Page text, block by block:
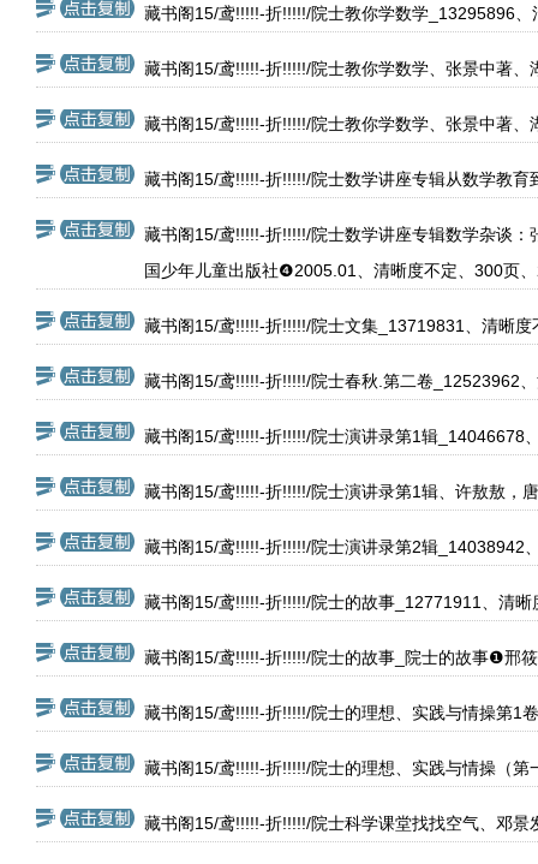
藏书阁15/鸢!!!!!-折!!!!!/院士教你学数学_13295896
藏书阁15/鸢!!!!!-折!!!!!/院士教你学数学、张景中著
藏书阁15/鸢!!!!!-折!!!!!/院士教你学数学、张景中著
藏书阁15/鸢!!!!!-折!!!!!/院士数学讲座专辑从数学教
藏书阁15/鸢!!!!!-折!!!!!/院士数学讲座专辑数学杂谈
国少年儿童出版社❹2005.01、清晰度不定、300页
藏书阁15/鸢!!!!!-折!!!!!/院士文集_13719831、清晰
藏书阁15/鸢!!!!!-折!!!!!/院士春秋.第二卷_12523962
藏书阁15/鸢!!!!!-折!!!!!/院士演讲录第1辑_14046678
藏书阁15/鸢!!!!!-折!!!!!/院士演讲录第1辑、许敖敖，
藏书阁15/鸢!!!!!-折!!!!!/院士演讲录第2辑_14038942
藏书阁15/鸢!!!!!-折!!!!!/院士的故事_12771911、清
藏书阁15/鸢!!!!!-折!!!!!/院士的故事_院士的故事❶邢
藏书阁15/鸢!!!!!-折!!!!!/院士的理想、实践与情操第1
藏书阁15/鸢!!!!!-折!!!!!/院士的理想、实践与情操（
藏书阁15/鸢!!!!!-折!!!!!/院士科学课堂找找空气、邓